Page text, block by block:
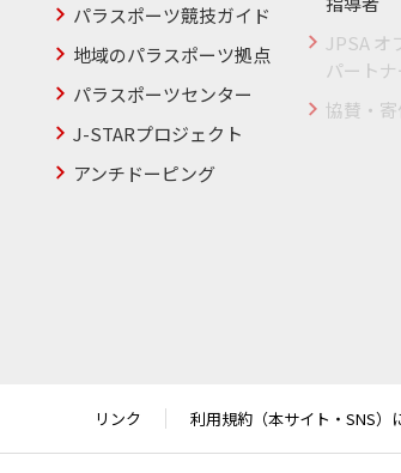
パラスポーツ競技ガイド
地域のパラスポーツ拠点
パラスポーツセンター
J-STARプロジェクト
アンチドーピング
JPSA オ
パートナ
協賛・
リンク 利用規約（本サイト・SNS）